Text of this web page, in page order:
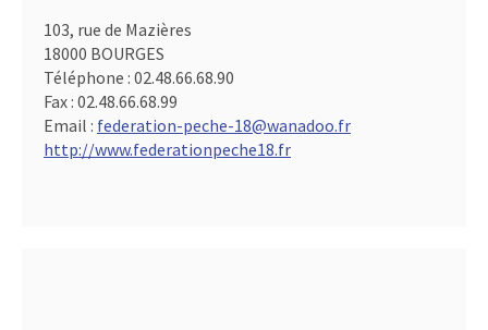
103, rue de Mazières
18000 BOURGES
Téléphone : 02.48.66.68.90
Fax : 02.48.66.68.99
Email : federation-peche-18@wanadoo.fr
http://www.federationpeche18.fr